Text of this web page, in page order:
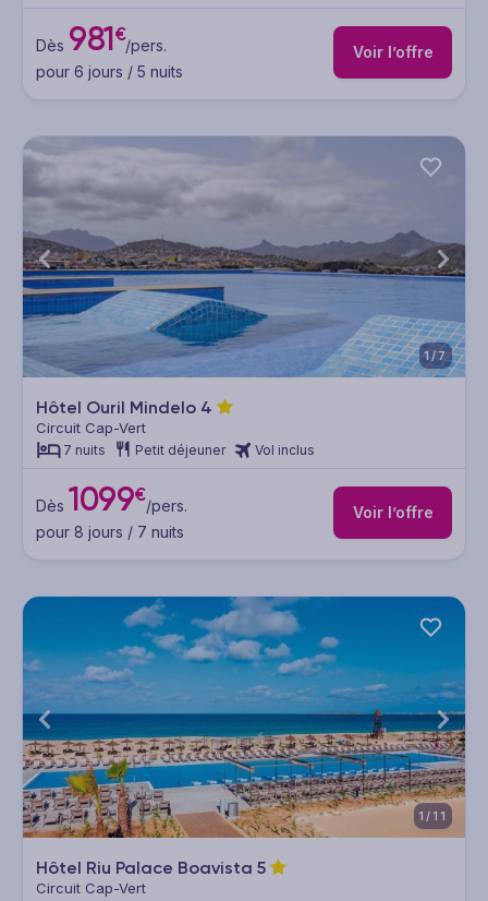
Dès 981€/pers.
pour 6 jours / 5 nuits
Voir l’offre
1/7
Hôtel Ouril Mindelo 4
Circuit Cap-Vert
7 nuits Petit déjeuner Vol inclus
Dès 1099€/pers.
pour 8 jours / 7 nuits
Voir l’offre
1/11
Hôtel Riu Palace Boavista 5
Circuit Cap-Vert